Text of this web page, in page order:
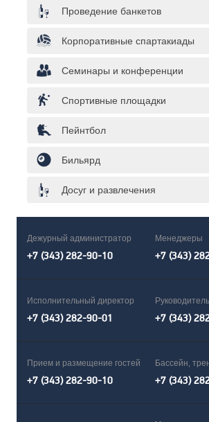
Проведение банкетов
Корпоративные спартакиады
Семинары и конференции
Спортивные площадки
Пейнтбол
Бильярд
Досуг и развлечения
Дежурный администратор
+7 (343) 282-90-10
Менеджеры
+7 (343)
Исполнительный директор
+7 (343) 282-90-01 +7 (343)
Прием и размещение гостей
+7 (343) 282-90-10
Бассейн,
+7 (343)